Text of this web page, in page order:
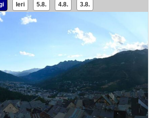
Ieri 5.8. 4.8. 3.8.